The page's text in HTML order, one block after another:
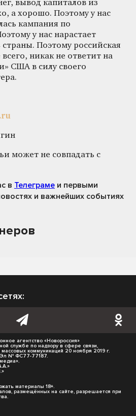
вывод капиталов из
а хорошо. Поэтому у нас
кампания по
у нас нарастает
страны. Поэтому российская
никак не ответит на
США в силу своего
может не совпадать с
в Телеграме и первыми
и важнейших событиях
агентство «Новороссия»
службе по надзору в сфере связи,
коммуникаций 20 ноября 2019 г.
Эл № ФС77-77187.
материалы 18+.
размещённых на сайте, разрешается при